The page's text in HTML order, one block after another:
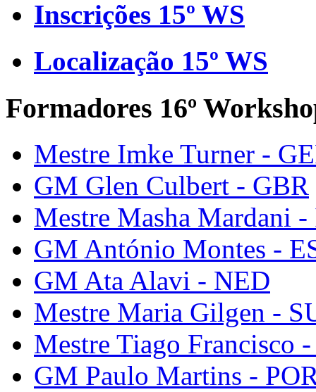
Inscrições 15º WS
Localização 15º WS
Formadores 16º
Mestre Imke Turner -
GM Glen Culbert - GBR
Mestre Masha Mardani
GM António Montes -
GM Ata Alavi - NED
Mestre Maria Gilgen -
Mestre Tiago Francisco
GM Paulo Martins -